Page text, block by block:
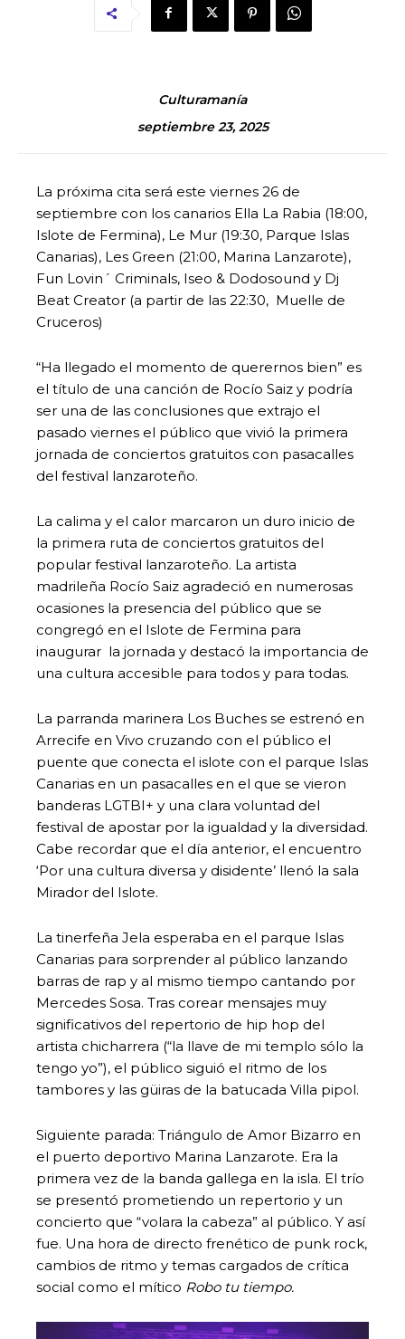
Culturamanía
septiembre 23, 2025
La próxima cita será este viernes 26 de
septiembre con los canarios Ella La Rabia (18:00,
Islote de Fermina), Le Mur (19:30, Parque Islas
Canarias), Les Green (21:00, Marina Lanzarote),
Fun Lovin´ Criminals, Iseo & Dodosound y Dj
Beat Creator (a partir de las 22:30, Muelle de
Cruceros)
“Ha llegado el momento de querernos bien” es
el título de una canción de Rocío Saiz y podría
ser una de las conclusiones que extrajo el
pasado viernes el público que vivió la primera
jornada de conciertos gratuitos con pasacalles
del festival lanzaroteño.
La calima y el calor marcaron un duro inicio de
la primera ruta de conciertos gratuitos del
popular festival lanzaroteño. La artista
madrileña Rocío Saiz agradeció en numerosas
ocasiones la presencia del público que se
congregó en el Islote de Fermina para
inaugurar la jornada y destacó la importancia de
una cultura accesible para todos y para todas.
La parranda marinera Los Buches se estrenó en
Arrecife en Vivo cruzando con el público el
puente que conecta el islote con el parque Islas
Canarias en un pasacalles en el que se vieron
banderas LGTBI+ y una clara voluntad del
festival de apostar por la igualdad y la diversidad.
Cabe recordar que el día anterior, el encuentro
‘Por una cultura diversa y disidente’ llenó la sala
Mirador del Islote.
La tinerfeña Jela esperaba en el parque Islas
Canarias para sorprender al público lanzando
barras de rap y al mismo tiempo cantando por
Mercedes Sosa. Tras corear mensajes muy
significativos del repertorio de hip hop del
artista chicharrera (“la llave de mi templo sólo la
tengo yo”), el público siguió el ritmo de los
tambores y las güiras de la batucada Villa pipol.
Siguiente parada: Triángulo de Amor Bizarro en
el puerto deportivo Marina Lanzarote. Era la
primera vez de la banda gallega en la isla. El trío
se presentó prometiendo un repertorio y un
concierto que “volara la cabeza” al público. Y así
fue. Una hora de directo frenético de punk rock,
cambios de ritmo y temas cargados de crítica
social como el mítico Robo tu tiempo.